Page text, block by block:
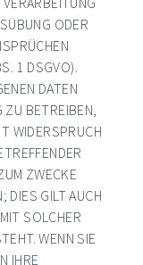
ODER
1 DSGVO).
DATEN
ZU BETREIBEN,
WIDERSPRUCH
ZWECKE
DIES GILT AUCH
SOLCHER
WENN SIE
IHRE